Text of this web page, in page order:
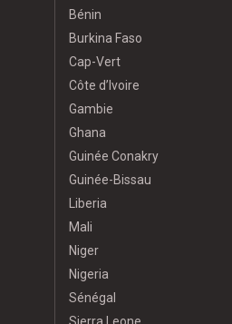
Bénin
Burkina Faso
Cap-Vert
Côte d’Ivoire
Gambie
Ghana
Guinée Conakry
Guinée-Bissau
Liberia
Mali
Niger
Nigeria
Sénégal